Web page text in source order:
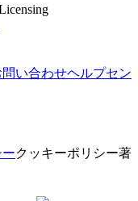
問い合わせヘルプセン
クッキーポリシー著